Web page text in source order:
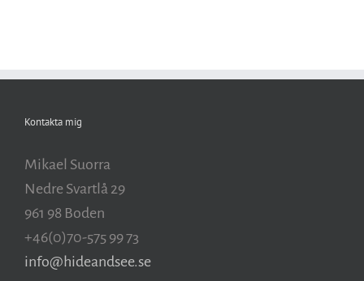
Kontakta mig
Mikael Suorra
Nedre Svartlå 29
961 98 Boden
+46(0)70-575 99 73
info@hideandsee.se